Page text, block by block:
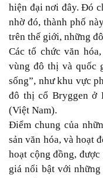
hiện đại nơi đây. Đó
nhờ đó, thành phố
trên thế giới, những
Các tổ chức văn
vùng đô thị và quốc
sống”, như khu vực
đô thị cổ Bryggen ở
(Việt Nam).
Điểm chung của
sản văn hóa, và hoạt
hoạt cộng đồng,
giá nổi bật với